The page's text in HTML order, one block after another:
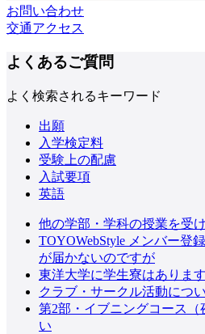
お問い合わせ
交通アクセス
よくあるご質問
よく検索されるキーワード
出願
入学検定料
受験上の配慮
入試要項
英語
他の学部・学科の授業を受
TOYOWebStyle メンバー登
が届かないのですが
東洋大学に学生寮はありま
クラブ・サークル活動につ
第2部・イブニングコース
い